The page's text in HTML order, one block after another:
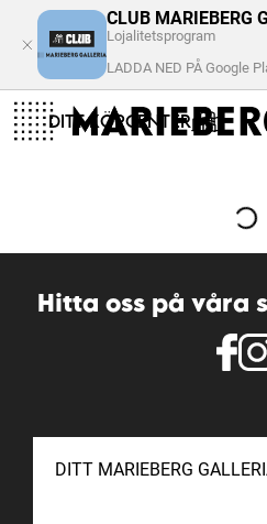
CLUB MARIEBERG
Lojalitetsprogram
LADDA NED PÅ Google
DITT KÖPCENTER
Hitta oss på våra
DITT MARIEBERG